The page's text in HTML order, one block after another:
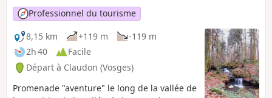
Professionnel du tourisme
8,15 km
+119 m
-119 m
2h 40
Facile
Départ à Claudon (Vosges)
Promenade "aventure" le long de la vallée de